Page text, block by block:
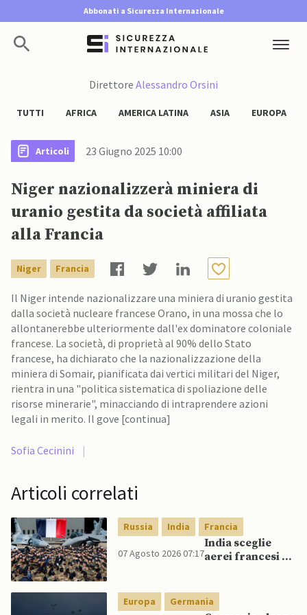
Abbonati a Sicurezza Internazionale
Direttore Alessandro Orsini
TUTTI AFRICA AMERICA LATINA ASIA EUROPA
Articoli 23 Giugno 2025 10:00
Niger nazionalizzerà miniera di
uranio gestita da società affiliata
alla Francia
Niger Francia
Il Niger intende nazionalizzare una miniera di uranio gestita
dalla società nucleare francese Orano, in una mossa che lo
allontanerebbe ulteriormente dall'ex dominatore coloniale
francese. La società, di proprietà al 90% dello Stato
francese, ha dichiarato che la nazionalizzazione della
miniera di Somair, pianificata dai vertici militari del Niger,
rientra in una "politica sistematica di spoliazione delle
risorse minerarie", minacciando di intraprendere azioni
legali in merito. Il gove [continua]
Sofia Cecinini |
Articoli correlati
Russia India Francia
07 Agosto 2026 07:17
India sceglie
aerei francesi e
nazionale,
rifiutando
Europa Germania